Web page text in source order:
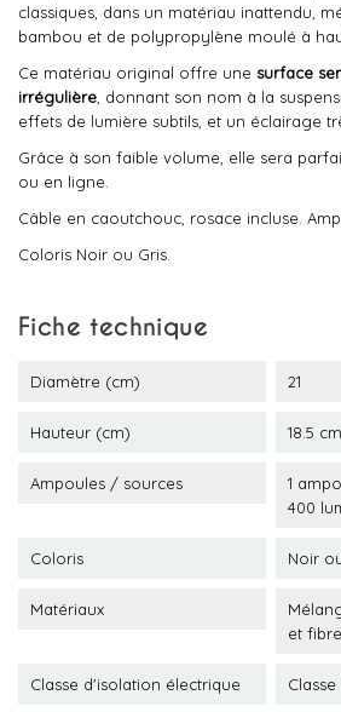
classiques, dans un matériau inattendu,
bambou et de polypropylène moulé à
Ce matériau original offre une surface
irrégulière , donnant son nom à la
effets de lumière subtils, et un éclairage
Grâce à son faible volume, elle sera
ou en ligne.
Câble en caoutchouc, rosace incluse.
Coloris Noir ou Gris.
Fiche technique
Diamètre (cm) 21
Hauteur (cm) 18.5
Ampoules / sources
1
400
Coloris Noir
Matériaux
et
Classe d'isolation électrique Classe